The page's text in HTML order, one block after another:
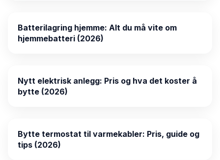
Batterilagring hjemme: Alt du må vite om
hjemmebatteri (2026)
Nytt elektrisk anlegg: Pris og hva det koster å
bytte (2026)
Bytte termostat til varmekabler: Pris, guide og
tips (2026)